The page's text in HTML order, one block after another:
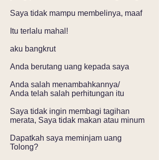
Saya tidak mampu membelinya, maaf
Itu terlalu mahal!
aku bangkrut
Anda berutang uang kepada saya
Anda salah menambahkannya/
Anda telah salah perhitungan itu
Saya tidak ingin membagi tagihan
merata, Saya tidak makan atau minum
Dapatkah saya meminjam uang
Tolong?